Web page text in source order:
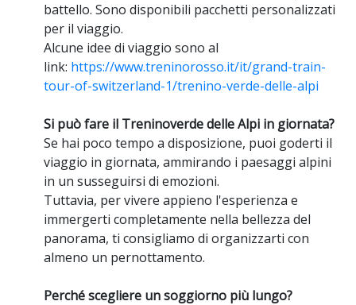
battello. Sono disponibili pacchetti personalizzati
per il viaggio.
Alcune idee di viaggio sono al
link: https://www.treninorosso.it/it/grand-train-
tour-of-switzerland-1/trenino-verde-delle-alpi
Si può fare il Treninoverde delle Alpi in giornata?
Se hai poco tempo a disposizione, puoi goderti il
viaggio in giornata, ammirando i paesaggi alpini
in un susseguirsi di emozioni.
Tuttavia, per vivere appieno l'esperienza e
immergerti completamente nella bellezza del
panorama, ti consigliamo di organizzarti con
almeno un pernottamento.
Perché scegliere un soggiorno più lungo?